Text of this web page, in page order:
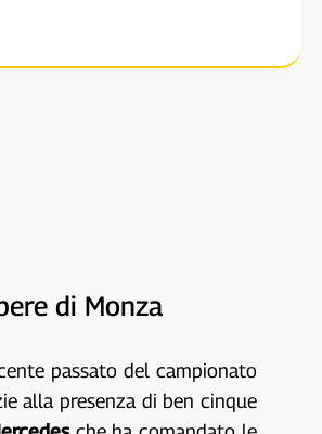
di Monza
passato del campionato
alla presenza di ben cinque